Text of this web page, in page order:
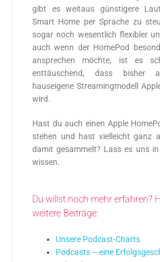
gibt es weitaus günstigere
Smart Home per Sprache zu
sogar noch wesentlich flexibler
auch wenn der HomePod
ansprechen möchte, ist es
enttäuschend, dass bisher
hauseigene Streamingmodell
wird.
Hast du auch einen Apple
stehen und hast vielleicht ganz
damit gesammelt? Lass es uns
wissen.
Du willst noch mehr erfahren?
weitere Beiträge:
Unsere Podcast-Charts
Podcasts – eine